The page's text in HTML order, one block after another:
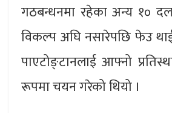
गठबन्धनमा रहेका अन्य १०
विकल्प अघि नसारेपछि फेउ थाई
पाएटोङ्टानलाई आफ्नो
रूपमा चयन गरेको थियो ।